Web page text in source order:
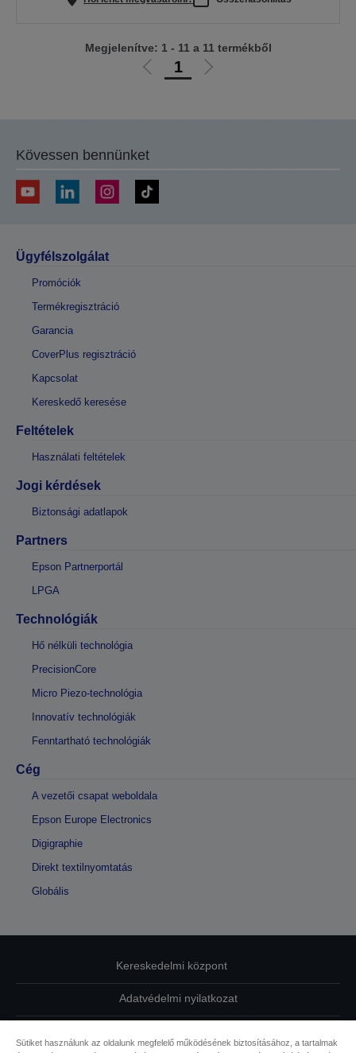
Előző
1
Következő
Megjelenítve: 1 - 11 a 11 termékből
Kövessen bennünket
Ügyfélszolgálat
Promóciók
Termékregisztráció
Garancia
CoverPlus regisztráció
Kapcsolat
Kereskedő keresése
Feltételek
Használati feltételek
Jogi kérdések
Biztonsági adatlapok
Partners
Epson Partnerportál
LPGA
Technológiák
Hő nélküli technológia
PrecisionCore
Micro Piezo-technológia
Innovatív technológiák
Fenntartható technológiák
Cég
A vezetői csapat weboldala
Epson Europe Electronics
Digigraphie
Direkt textilnyomtatás
Globális
Kereskedelmi központ
Adatvédelmi nyilatkozat
Sütiket használunk az oldalunk megfelelő működésének biztosításához, a tartalmak